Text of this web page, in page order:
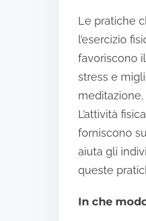
Le pratiche
l’esercizio
favoriscono
stress e
L’attività
forniscono
aiuta gli
queste
In che